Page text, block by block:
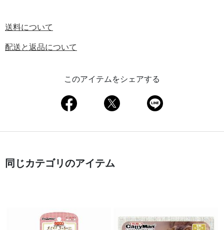
送料について
配送と返品について
このアイテムをシェアする
同じカテゴリのアイテム